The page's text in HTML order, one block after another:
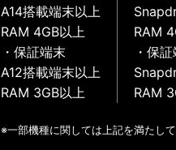
A14搭載端末以上
RAM 4GB以上
・保証端末
A12搭載端末以上
RAM 3GB以上
RAM
・保
RAM
※一部機種に関しては上記を満たし